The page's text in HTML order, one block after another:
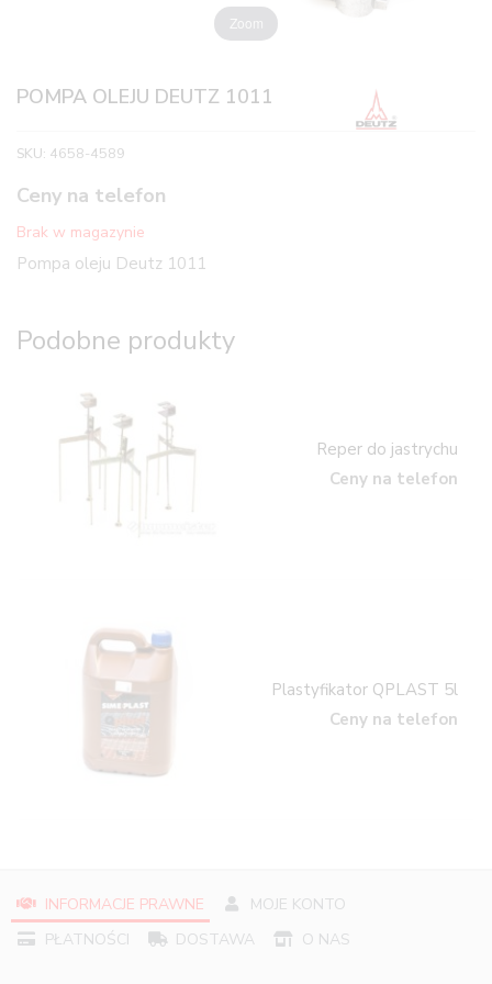
Zoom
POMPA OLEJU DEUTZ 1011
SKU: 4658-4589
Ceny na telefon
Brak w magazynie
Pompa oleju Deutz 1011
Podobne produkty
Reper do jastrychu
Ceny na telefon
Plastyfikator QPLAST 5l
Ceny na telefon
INFORMACJE PRAWNE
MOJE KONTO
PŁATNOŚCI
DOSTAWA O NAS